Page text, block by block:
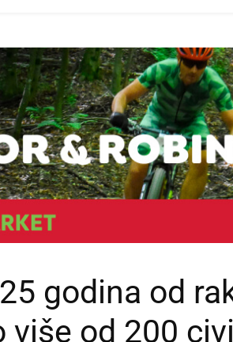
godina od
više od 200